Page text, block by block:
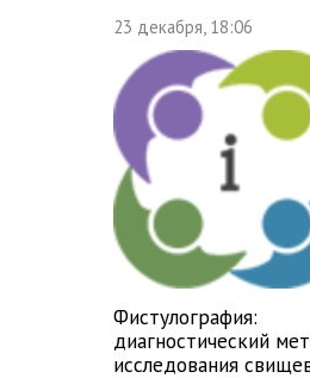
23 декабря, 18:06
Фистулография:
диагностический
исследования